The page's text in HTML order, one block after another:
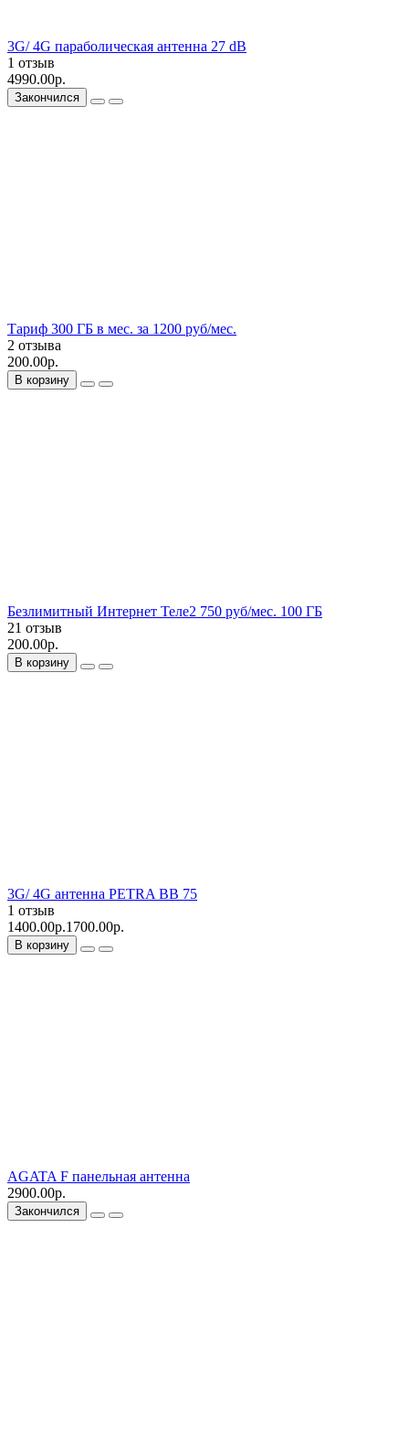
3G/ 4G параболическая антенна 27 dB
1 отзыв
4990.00р.
Закончился
Тариф 300 ГБ в мес. за 1200 руб/мес.
2 отзыва
200.00р.
В корзину
Безлимитный Интернет Теле2 750 руб/мес. 100 ГБ
21 отзыв
200.00р.
В корзину
3G/ 4G антенна PETRA BB 75
1 отзыв
1400.00р.1700.00р.
В корзину
AGATA F панельная антенна
2900.00р.
Закончился